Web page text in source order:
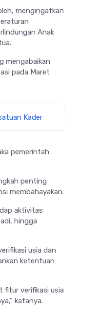
mengingatkan
Anak
mengabaikan
pada Maret
Kader
pemerintah
penting
membahayakan.
aktivitas
hingga
usia dan
ketentuan
fitur verifikasi usia
katanya.